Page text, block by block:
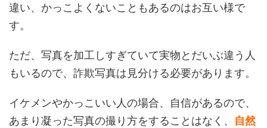
違い、かっこよくないこともあるのはお互い様で
す。
ただ、写真を加工しすぎていて実物とだいぶ違う人
もいるので、詐欺写真は見分ける必要があります。
イケメンやかっこいい人の場合、自信があるので、
あまり凝った写真の撮り方をすることはなく、 自然